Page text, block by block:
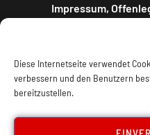
Diese Internetseite verwendet
verbessern und den Benutzern
bereitzustellen.
Impressum,